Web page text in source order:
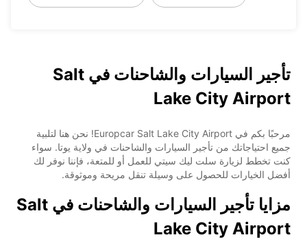
تأجير السيارات والشاحنات في Salt
Lake City Airport
مرحبًا بكم في Europcar Salt Lake City Airport! نحن هنا لتلبية
جميع احتياجاتك من تأجير السيارات والشاحنات في ولاية يوتا. سواء
كنت تخطط لزيارة سلت ليك سيتي للعمل أو للمتعة، فإننا نوفر لك
أفضل الخيارات للحصول على وسيلة تنقل مريحة وموثوقة.
مزايا تأجير السيارات والشاحنات في Salt
Lake City Airport